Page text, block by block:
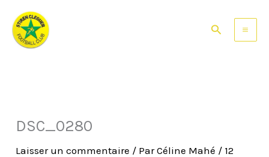
contenu
Rechercher
DSC_0280
Laisser un commentaire / ParCéline Mahé / 12